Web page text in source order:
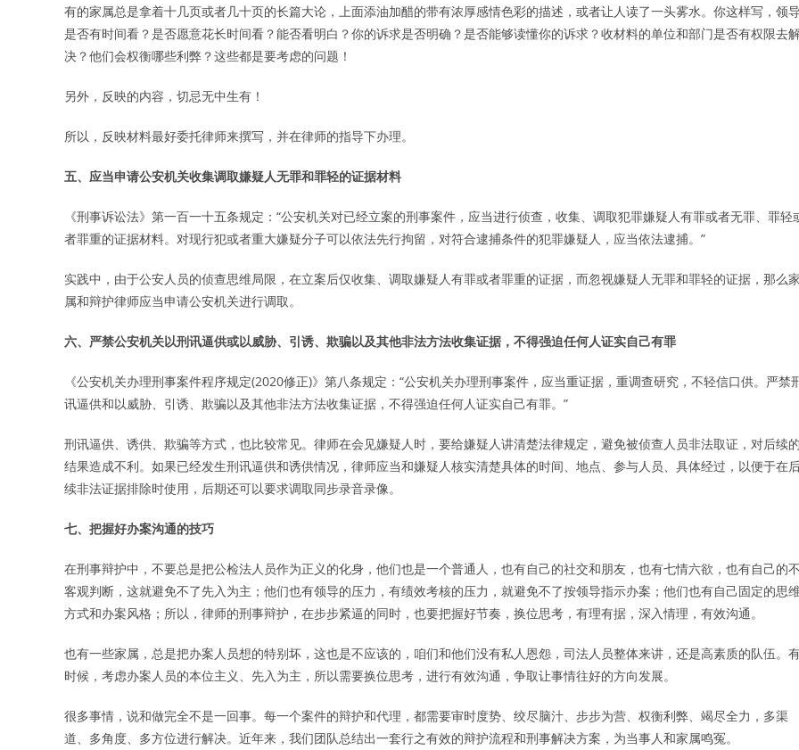
有的家属总是拿着十几页或者几十页的长篇大论，上面添油加醋的带有浓厚感情色彩的描述，或者让人读了一头雾水。你这样写，领导
是否有时间看？是否愿意花长时间看？能否看明白？你的诉求是否明确？是否能够读懂你的诉求？收材料的单位和部门是否有权限去
决？他们会权衡哪些利弊？这些都是要考虑的问题！
另外，反映的内容，切忌无中生有！
所以，反映材料最好委托律师来撰写，并在律师的指导下办理。
五、应当申请公安机关收集调取嫌疑人无罪和罪轻的证据材料
《刑事诉讼法》第一百一十五条规定：“公安机关对已经立案的刑事案件，应当进行侦查，收集、调取犯罪嫌疑人有罪或者无罪、罪轻
者罪重的证据材料。对现行犯或者重大嫌疑分子可以依法先行拘留，对符合逮捕条件的犯罪嫌疑人，应当依法逮捕。”
实践中，由于公安人员的侦查思维局限，在立案后仅收集、调取嫌疑人有罪或者罪重的证据，而忽视嫌疑人无罪和罪轻的证据，那么家
属和辩护律师应当申请公安机关进行调取。
六、严禁公安机关以刑讯逼供或以威胁、引诱、欺骗以及其他非法方法收集证据，不得强迫任何人证实自己有罪
《公安机关办理刑事案件程序规定(2020修正)》第八条规定：“公安机关办理刑事案件，应当重证据，重调查研究，不轻信口供。严禁
讯逼供和以威胁、引诱、欺骗以及其他非法方法收集证据，不得强迫任何人证实自己有罪。”
刑讯逼供、诱供、欺骗等方式，也比较常见。律师在会见嫌疑人时，要给嫌疑人讲清楚法律规定，避免被侦查人员非法取证，对后续的
结果造成不利。如果已经发生刑讯逼供和诱供情况，律师应当和嫌疑人核实清楚具体的时间、地点、参与人员、具体经过，以便于在
续非法证据排除时使用，后期还可以要求调取同步录音录像。
七、把握好办案沟通的技巧
在刑事辩护中，不要总是把公检法人员作为正义的化身，他们也是一个普通人，也有自己的社交和朋友，也有七情六欲，也有自己的不
客观判断，这就避免不了先入为主；他们也有领导的压力，有绩效考核的压力，就避免不了按领导指示办案；他们也有自己固定的思
方式和办案风格；所以，律师的刑事辩护，在步步紧逼的同时，也要把握好节奏，换位思考，有理有据，深入情理，有效沟通。
也有一些家属，总是把办案人员想的特别坏，这也是不应该的，咱们和他们没有私人恩怨，司法人员整体来讲，还是高素质的队伍。
时候，考虑办案人员的本位主义、先入为主，所以需要换位思考，进行有效沟通，争取让事情往好的方向发展。
很多事情，说和做完全不是一回事。每一个案件的辩护和代理，都需要审时度势、绞尽脑汁、步步为营、权衡利弊、竭尽全力，多渠
道、多角度、多方位进行解决。近年来，我们团队总结出一套行之有效的辩护流程和刑事解决方案，为当事人和家属鸣冤。